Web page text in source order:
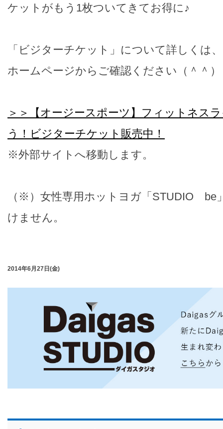
ケットがもう1枚ついてきてお得に♪
「ビジターチケット」について詳しくは
ホームページからご確認ください（＾＾）
＞＞【オージースポーツ】フィットネス
う！ビジターチケット販売中！
※外部サイトへ移動します。
（※）女性専用ホットヨガ「STUDIO be
けません。
2014年6月27日(金)